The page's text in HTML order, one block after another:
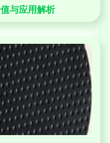
与应用解析